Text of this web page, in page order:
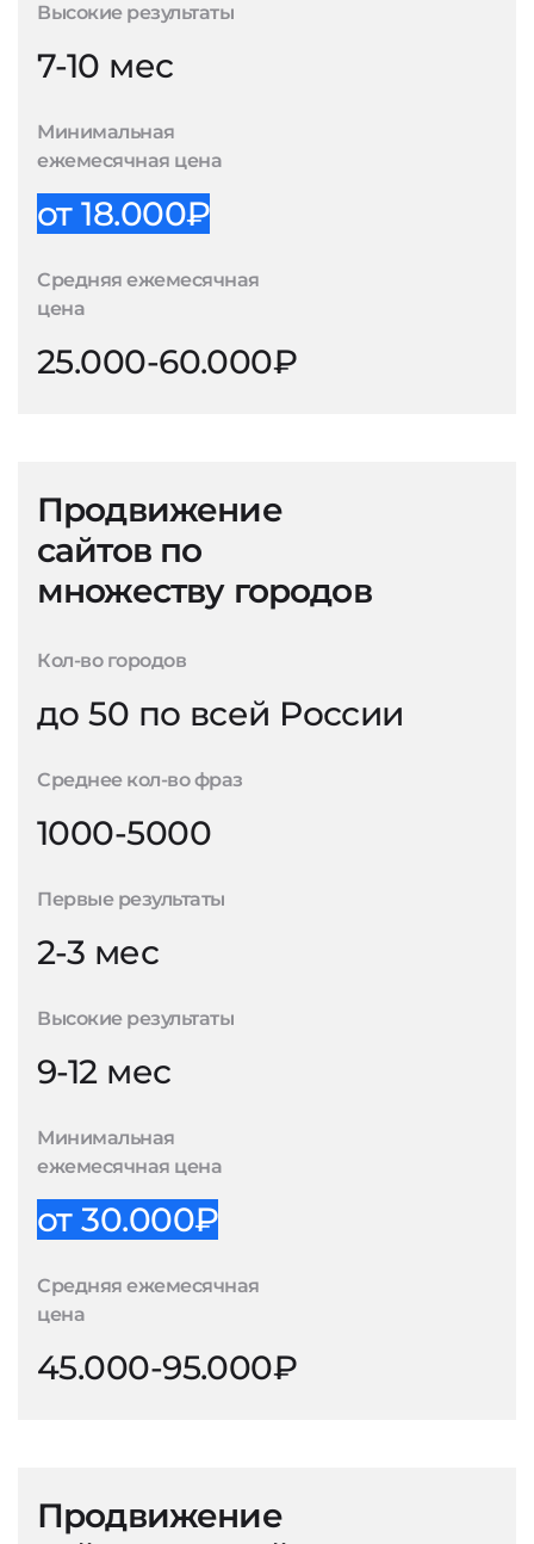
Высокие результаты
7-10 мес
Минимальная
ежемесячная цена
от 18.000₽
Средняя ежемесячная
цена
25.000-60.000₽
Продвижение
сайтов по
множеству городов
Кол-во городов
до 50 по всей России
Среднее кол-во фраз
1000-5000
Первые результаты
2-3 мес
Высокие результаты
9-12 мес
Минимальная
ежемесячная цена
от 30.000₽
Средняя ежемесячная
цена
45.000-95.000₽
Продвижение